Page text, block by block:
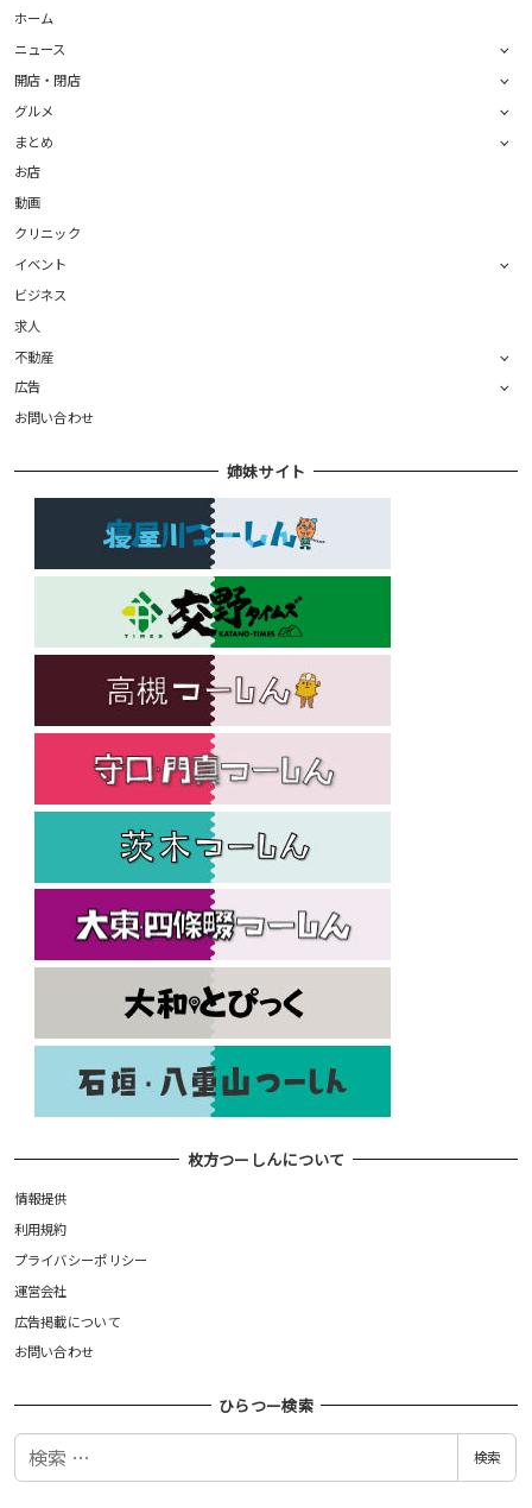
ホーム
ニュース
開店・閉店
グルメ
まとめ
お店
動画
クリニック
イベント
ビジネス
求人
不動産
広告
お問い合わせ
姉妹サイト
枚方つーしんについて
情報提供
利用規約
プライバシーポリシー
運営会社
広告掲載について
お問い合わせ
ひらつー検索
検
検索